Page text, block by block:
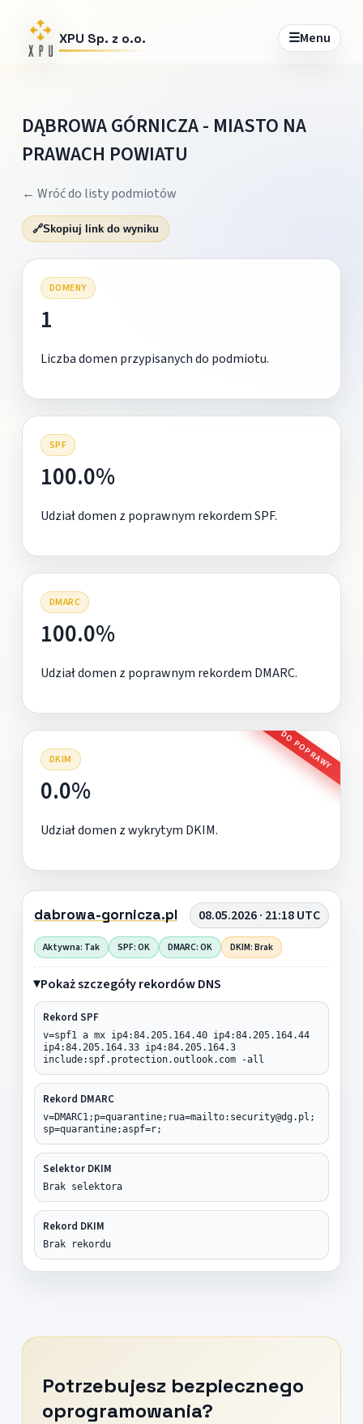
XPU Sp. z o.o. ☰Menu
DĄBROWA GÓRNICZA - MIASTO NA
PRAWACH POWIATU
← Wróć do listy podmiotów
🔗Skopiuj link do wyniku
DOMENY
1
Liczba domen przypisanych do podmiotu.
SPF
100.0%
Udział domen z poprawnym rekordem SPF.
DMARC
100.0%
Udział domen z poprawnym rekordem DMARC.
DKIM DO POPRAWY
0.0%
Udział domen z wykrytym DKIM.
dabrowa-gornicza.pl 08.05.2026 · 21:18 UTC
Aktywna: Tak SPF: OK DMARC: OK DKIM: Brak
Pokaż szczegóły rekordów DNS
Rekord SPF
v=spf1 a mx ip4:84.205.164.40 ip4:84.205.164.44
ip4:84.205.164.33 ip4:84.205.164.3
include:spf.protection.outlook.com -all
Rekord DMARC
v=DMARC1;p=quarantine;rua=mailto:security@dg.pl;
sp=quarantine;aspf=r;
Selektor DKIM
Brak selektora
Rekord DKIM
Brak rekordu
Potrzebujesz bezpiecznego
oprogramowania?